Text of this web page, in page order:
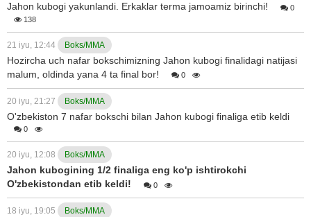
Jahon kubogi yakunlandi. Erkaklar terma jamoamiz birinchi!
0
138
21 iyu, 12:44 Boks/MMA
Hozircha uch nafar bokschimizning Jahon kubogi finalidagi natijasi
malum, oldinda yana 4 ta final bor!
0
20 iyu, 21:27 Boks/MMA
O'zbekiston 7 nafar bokschi bilan Jahon kubogi finaliga etib keldi
0
20 iyu, 12:08 Boks/MMA
Jahon kubogining 1/2 finaliga eng ko'p ishtirokchi
O'zbekistondan etib keldi!
0
18 iyu, 19:05 Boks/MMA